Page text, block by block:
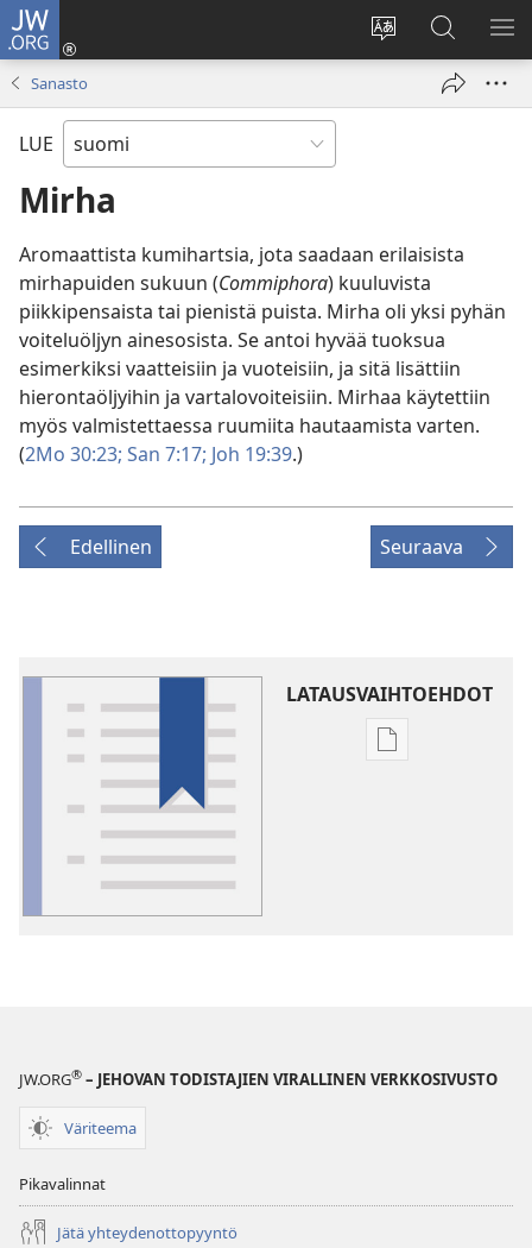
JW.ORG
Vaihda
sivuston
Kirjaudu
(avaa
Hae
JW.ORG-
sivustolta
Sanasto
LUE
Mirha
Aromaattista kumihartsia, jota saadaan erilaisista
mirhapuiden sukuun (Commiphora) kuuluvista
piikkipensaista tai pienistä puista. Mirha oli yksi pyhän
voiteluöljyn ainesosista. Se antoi hyvää tuoksua
esimerkiksi vaatteisiin ja vuoteisiin, ja sitä lisättiin
hierontaöljyihin ja vartalovoiteisiin. Mirhaa käytettiin
myös valmistettaessa ruumiita hautaamista varten.
(2Mo 30:23; San 7:17; Joh 19:39.)
Edellinen Seuraava
LATAUSVAIHTOEHDOT
Julkaisujen
JW.ORG® – JEHOVAN TODISTAJIEN VIRALLINEN VERKKOSIVUSTO
Väriteema
Pikavalinnat
Jätä yhteydenottopyyntö